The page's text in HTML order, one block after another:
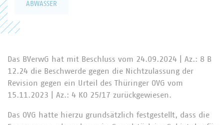
ABWASSER
Das BVerwG hat mit Beschluss vom 24.09.2024 | Az.: 8 B
12.24 die Beschwerde gegen die Nichtzulassung der
Revision gegen ein Urteil des Thüringer OVG vom
15.11.2023 | Az.: 4 KO 25/17 zurückgewiesen.
Das OVG hatte hierzu grundsätzlich festgestellt, dass die